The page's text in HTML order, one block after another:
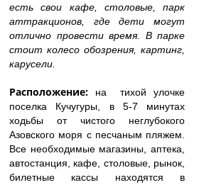
есть свои кафе, столовые, парк
аттракционов, где дети могут
отлично провести время. В парке
стоит колесо обозрения, картинг,
карусели.
Расположение: на тихой улочке
поселка Кучугуры, в 5-7 минутах
ходьбы от чистого неглубокого
Азовского моря с песчаным пляжем.
Все необходимые магазины, аптека,
автостанция, кафе, столовые, рынок,
билетные кассы находятся в